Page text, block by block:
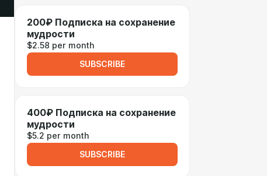
200₽ Подписка на сохранение
мудрости
$2.58 per month
SUBSCRIBE
400₽ Подписка на сохранение
мудрости
$5.2 per month
SUBSCRIBE